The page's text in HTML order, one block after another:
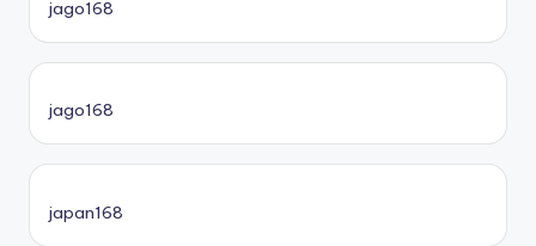
jago168
jago168
japan168